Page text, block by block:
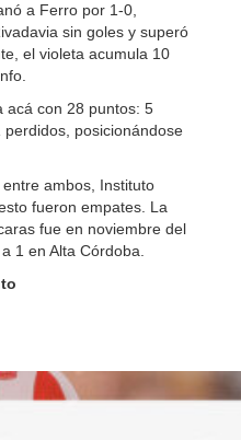
a Ferro por 1-0,
sin goles y superó
el violeta acumula 10
acá con 28 puntos: 5
posicionándose
ambos, Instituto
fueron empates. La
fue en noviembre del
1 en Alta Córdoba.